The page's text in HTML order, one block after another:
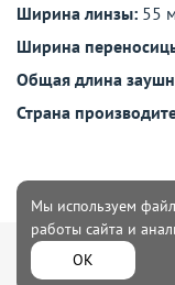
Ширина линзы: 55
Ширина
Общая длина
Страна
Мы используем
работы сайта и
ОК